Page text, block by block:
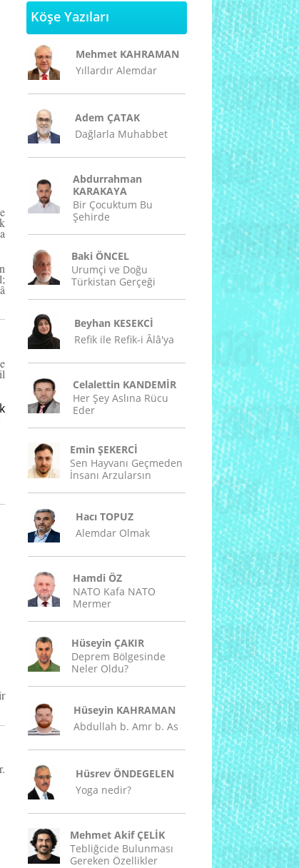
Köşe Yazıları
Mehmet KAHRAMAN
Yıllardır Alemdar
Adem ÇATAK
Dağlarla Muhabbet
Abdurrahman
KARAKAYA
Bir Çocuktum Bu
Şehirde
Baki ÖNCEL
Urumçi ve Doğu
Türkistan Gerçeği
Beyhan KESEKCİ
Refik ile Refik-i Âlâ'ya
Celalettin KANDEMİR
Her Şey Aslına Rücu
Eder
Emin ŞEKERCİ
Sen Hayvanı Geçmeden
İnsanı Arzularsın
Hacı TOPUZ
Alemdar Olmak
Hamdi ÖZ
NATO Kafa NATO
Mermer
Hüseyin ÇAKIR
Deprem Bölgesinde
Neler Oldu?
Hüseyin KAHRAMAN
Abdullah b. Amr b. As
Hüsrev ÖNDEGELEN
Yoga nedir?
Mehmet Akif ÇELİK
Tebliğcide Bulunması
Gereken Özellikler